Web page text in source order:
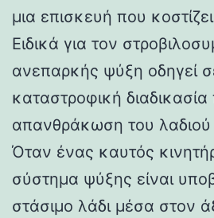
μια επισκευή που
Ειδικά για τον
ανεπαρκής ψύξη οδηγεί
καταστροφική
απανθράκωση του
Όταν ένας καυτός
σύστημα ψύξης είναι
στάσιμο λάδι μέσα στον